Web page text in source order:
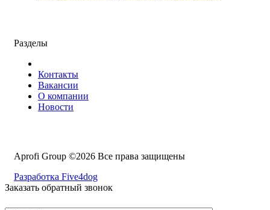
Разделы
Контакты
Вакансии
О компании
Новости
Aprofi Group ©2026 Все права защищены
Разработка Five4dog
Заказать обратный звонок